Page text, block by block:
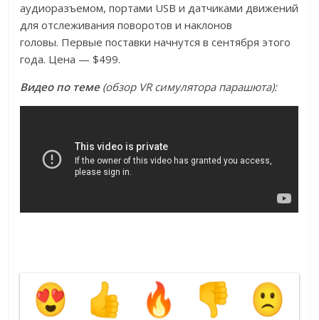
аудиоразъемом, портами USB и датчиками движений
для отслеживания поворотов и наклонов
головы. Первые поставки начнутся в сентября этого
года. Цена — $499.
Видео по теме(обзор VR симулятора парашюта):